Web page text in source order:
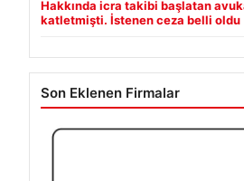
06/08/2026
Son Eklenen Firmalar